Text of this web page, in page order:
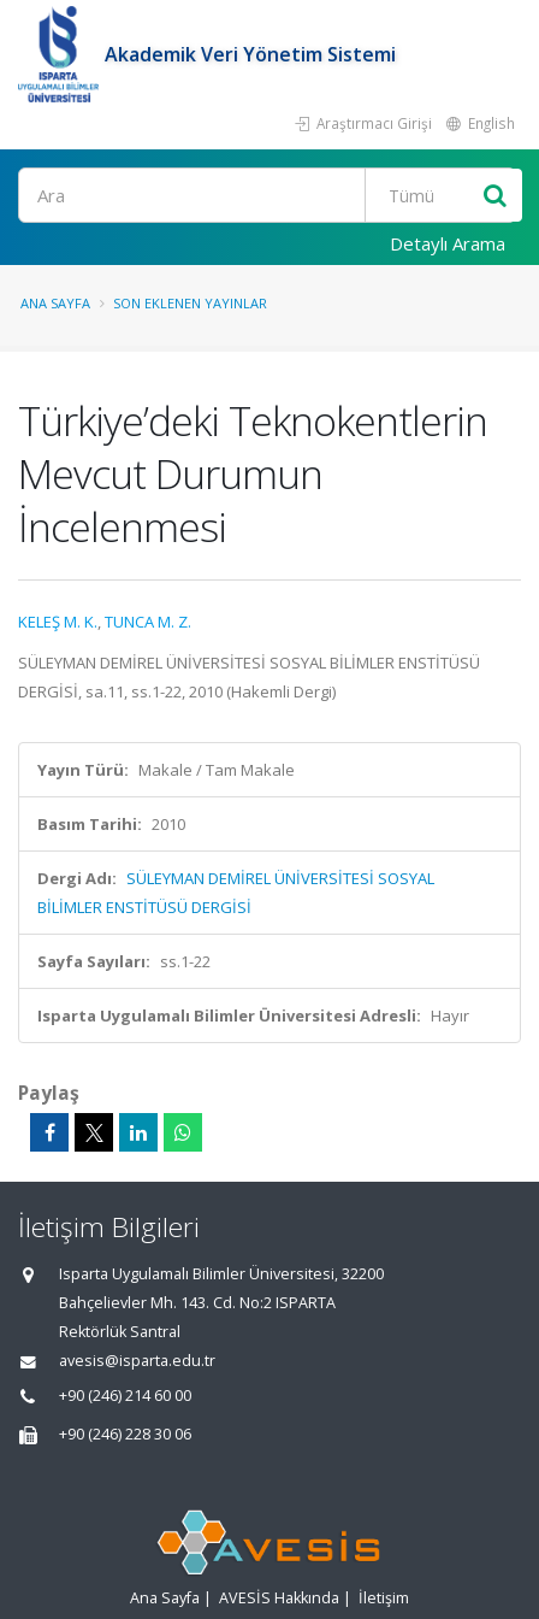
Akademik Veri Yönetim Sistemi
Araştırmacı Girişi English
Ara
Detaylı Arama
ANA SAYFA SON EKLENEN YAYINLAR
Türkiye’deki Teknokentlerin
Mevcut Durumun
İncelenmesi
KELEŞ M. K.,TUNCA M. Z.
SÜLEYMAN DEMİREL ÜNİVERSİTESİ SOSYAL BİLİMLER ENSTİTÜSÜ
DERGİSİ, sa.11, ss.1-22, 2010 (Hakemli Dergi)
Yayın Türü: Makale / Tam Makale
Basım Tarihi: 2010
Dergi Adı: SÜLEYMAN DEMİREL ÜNİVERSİTESİ SOSYAL
BİLİMLER ENSTİTÜSÜ DERGİSİ
Sayfa Sayıları: ss.1-22
Isparta Uygulamalı Bilimler Üniversitesi Adresli: Hayır
Paylaş
İletişim Bilgileri
Isparta Uygulamalı Bilimler Üniversitesi, 32200
Bahçelievler Mh. 143. Cd. No:2 ISPARTA
Rektörlük Santral
avesis@isparta.edu.tr
+90 (246) 214 60 00
+90 (246) 228 30 06
Ana Sayfa | AVESİS Hakkında | İletişim